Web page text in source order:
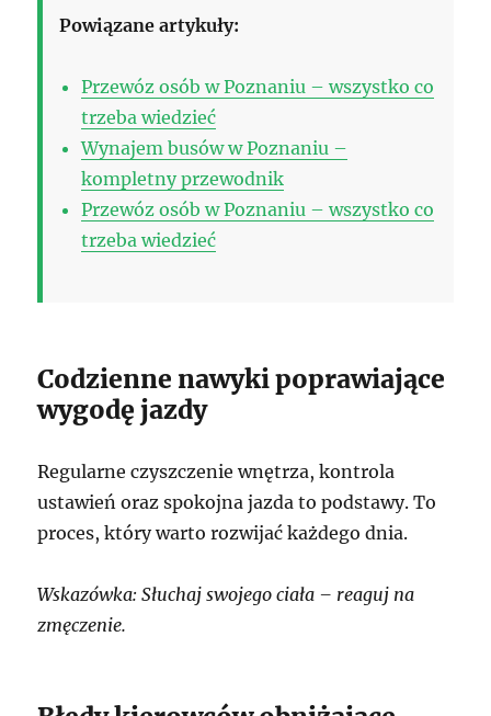
Powiązane artykuły:
Przewóz osób w Poznaniu – wszystko co
trzeba wiedzieć
Wynajem busów w Poznaniu –
kompletny przewodnik
Przewóz osób w Poznaniu – wszystko co
trzeba wiedzieć
Codzienne nawyki poprawiające
wygodę jazdy
Regularne czyszczenie wnętrza, kontrola
ustawień oraz spokojna jazda to podstawy. To
proces, który warto rozwijać każdego dnia.
Wskazówka: Słuchaj swojego ciała – reaguj na
zmęczenie.